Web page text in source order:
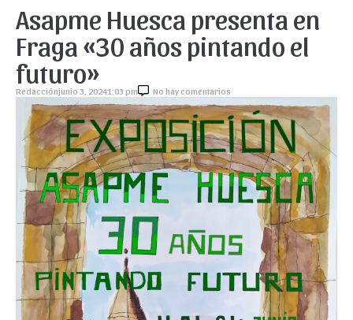
Asapme Huesca presenta en
Fraga «30 años pintando el
futuro»
Redacciónjunio 3, 20241:03 pm No hay comentarios